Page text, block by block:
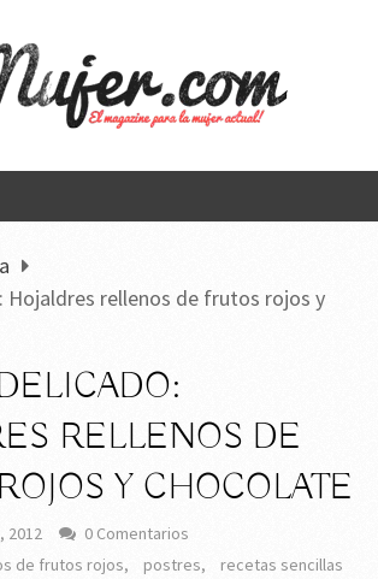
Hojaldres rellenos de frutos rojos y
RELLENOS DE
Y CHOCOLATE
2012
0 Comentarios
de frutos rojos, postres, recetas sencillas